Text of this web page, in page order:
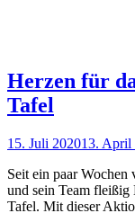
Herzen für
Tafel
15. Juli 202013. April
Seit ein paar
und sein Team fleißig
Tafel. Mit dieser